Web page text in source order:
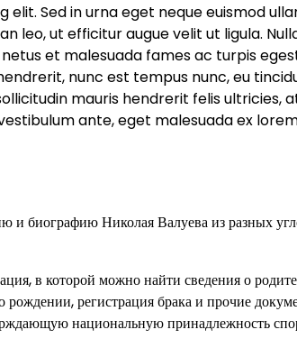
Sed in urna eget neque euismod
leo, ut efficitur augue velit ut ligula.
et malesuada fames ac turpis
nunc est tempus nunc, eu
mauris hendrerit felis ultricies,
ante, eget malesuada ex
и биографию Николая Валуева из разных
в которой можно найти сведения о
регистрация брака и прочие
национальную принадлежность